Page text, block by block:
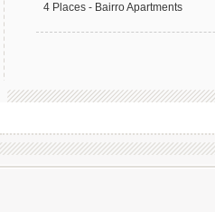
4 Places - Bairro Apartments